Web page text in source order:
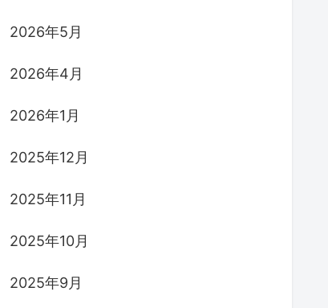
2026年5月
2026年4月
2026年1月
2025年12月
2025年11月
2025年10月
2025年9月